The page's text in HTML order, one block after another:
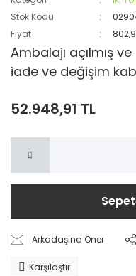
Stok Kodu
Fiyat
Ambalajı açılmış
iade ve değişim
52.948,91 TL
Arkadaşına Öner
Karşılaştır